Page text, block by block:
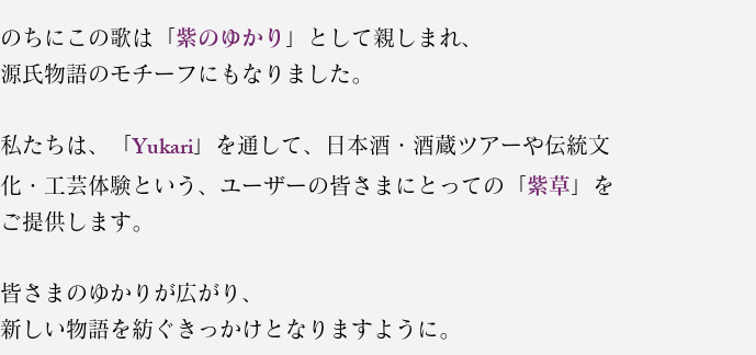
のちにこの歌は「 紫のゆかり 」として親しまれ、
源氏物語のモチーフにもなりました。
私たちは、「 Yukari 」を通して、日本酒・酒蔵ツアーや伝統文
化・工芸体験という、ユーザーの皆さまにとっての「 紫草 」を
ご提供します。
皆さまのゆかりが広がり、
新しい物語を紡ぐきっかけとなりますように。